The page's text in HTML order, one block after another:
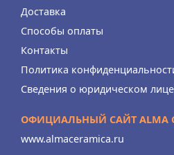
Доставка
Способы оплаты
Контакты
Политика
Сведения о юридическом лице
ОФИЦИАЛЬНЫЙ САЙТ ALMA
www.almaceramica.ru